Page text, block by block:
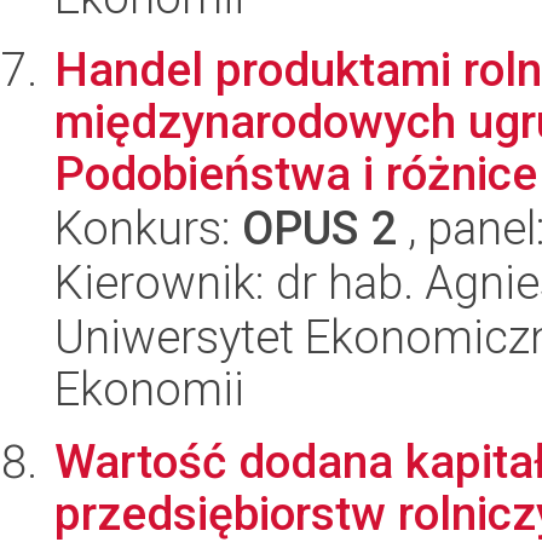
Handel produktami
międzynarodowych
Podobieństwa i
Konkurs: OPUS 2 ,
Kierownik: dr hab.
Uniwersytet
Ekonomii
Wartość dodana
przedsiębiorstw